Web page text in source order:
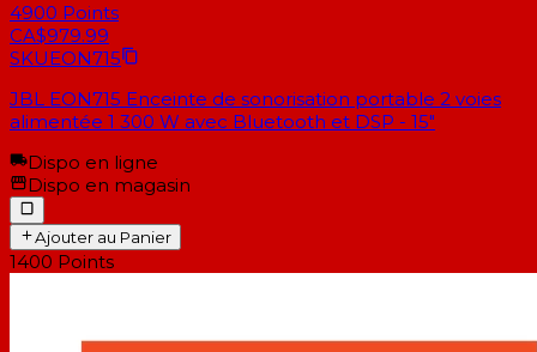
4900 Points
CA$979.99
SKUEON715
JBL EON715 Enceinte de sonorisation portable 2 voies
alimentée 1 300 W avec Bluetooth et DSP - 15"
Dispo en ligne
Dispo en magasin
Ajouter au Panier
1400 Points